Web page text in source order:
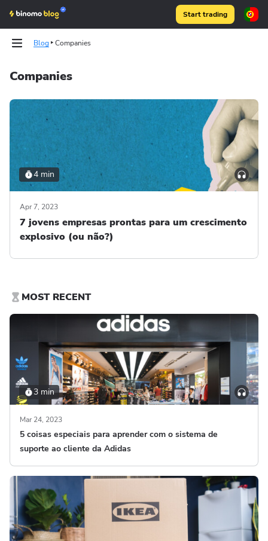
Start trading
Blog Companies
Binomo on Telegram
Binomo on Telegram
Companies
4 min
Apr 7, 2023
7 jovens empresas prontas para um crescimento
explosivo (ou não?)
MOST RECENT
3 min
Mar 24, 2023
5 coisas especiais para aprender com o sistema de
suporte ao cliente da Adidas